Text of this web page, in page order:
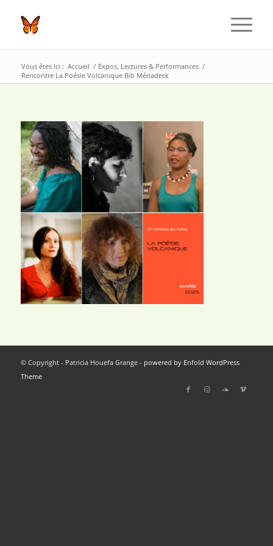
Vous êtes ici : Accueil / Expos, Lectures & Performances /
Rencontre La Poésie Volcanique Bib Mériadeck
© Copyright - Patricia Houefa Grange - powered by Enfold WordPress
Theme